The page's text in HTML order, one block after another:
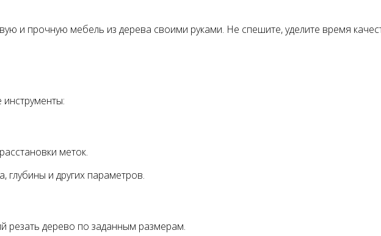
и прочную мебель из дерева своими руками. Не спешите, уделите время
меток.
глубины и других параметров.
дерево по заданным размерам.